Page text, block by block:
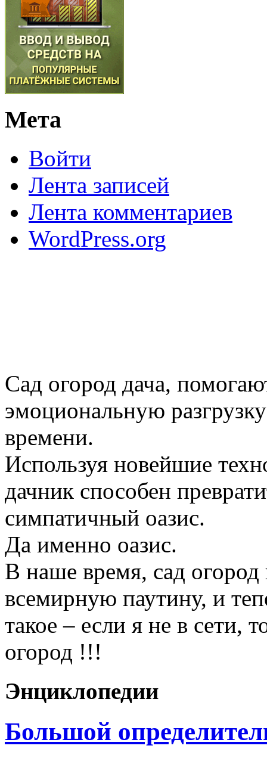
Мета
Войти
Лента записей
Лента комментариев
WordPress.org
Сад огород дача,
эмоциональную
времени.
Используя новейшие
дачник способен
симпатичный оазис.
Да именно оазис.
В наше время, сад огород
всемирную паутину, и
такое – если я не в сети,
огород !!!
Энциклопедии
Большой